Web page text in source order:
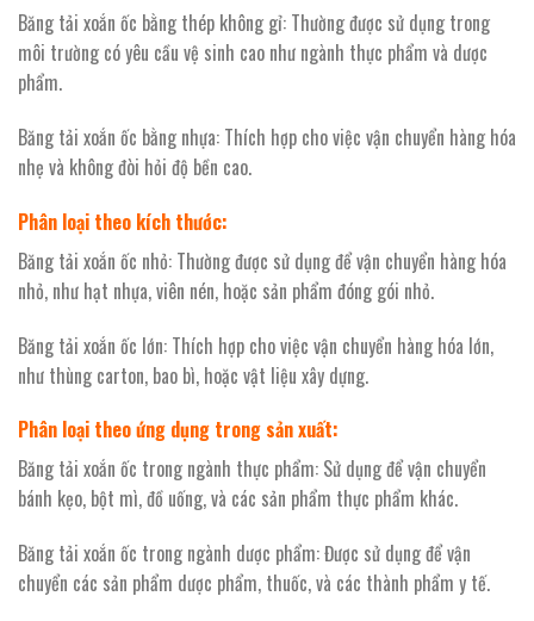
Băng tải xoắn ốc bằng thép không gỉ: Thường được sử dụng trong
môi trường có yêu cầu vệ sinh cao như ngành thực phẩm và dược
phẩm.
Băng tải xoắn ốc bằng nhựa: Thích hợp cho việc vận chuyển hàng hóa
nhẹ và không đòi hỏi độ bền cao.
Phân loại theo kích thước:
Băng tải xoắn ốc nhỏ: Thường được sử dụng để vận chuyển hàng hóa
nhỏ, như hạt nhựa, viên nén, hoặc sản phẩm đóng gói nhỏ.
Băng tải xoắn ốc lớn: Thích hợp cho việc vận chuyển hàng hóa lớn,
như thùng carton, bao bì, hoặc vật liệu xây dựng.
Phân loại theo ứng dụng trong sản xuất:
Băng tải xoắn ốc trong ngành thực phẩm: Sử dụng để vận chuyển
bánh kẹo, bột mì, đồ uống, và các sản phẩm thực phẩm khác.
Băng tải xoắn ốc trong ngành dược phẩm: Được sử dụng để vận
chuyển các sản phẩm dược phẩm, thuốc, và các thành phẩm y tế.